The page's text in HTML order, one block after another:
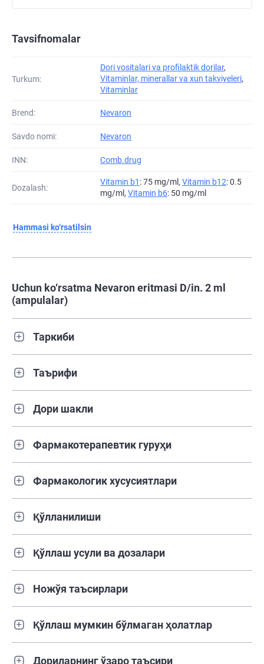
Tavsifnomalar
Turkum:
Dori vositalari va profilaktik dorilar,
Vitaminlar, minerallar va xun takviyeleri,
Vitaminlar
Brend: Nevaron
Savdo nomi: Nevaron
INN: Comb.drug
Dozalash:
Vitamin b1 : 75 mg/ml, Vitamin b12: 0.5
mg/ml, Vitamin b6: 50 mg/ml
Hammasi ko‘rsatilsin
Uchun ko‘rsatma Nevaron eritmasi D/in. 2 ml
(ampulalar)
Таркиби
Таърифи
Дори шакли
Фармакотерапевтик гуруҳи
Фармакологик хусусиятлари
Қўлланилиши
Қўллаш усули ва дозалари
Ножўя таъсирлари
Қўллаш мумкин бўлмаган ҳолатлар
Дориларнинг ўзаро таъсири